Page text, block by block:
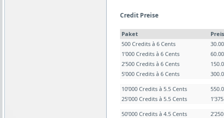
Credit Preise
Paket
Preis
500 Credits à 6 Cents
1’000 Credits à 6 Cents
2’500 Credits à 6 Cents
5’000 Credits à 6 Cents
10’000 Credits à 5.5 Cents
25’000 Credits à 5.5 Cents
50’000 Credits à 4.5 Cents